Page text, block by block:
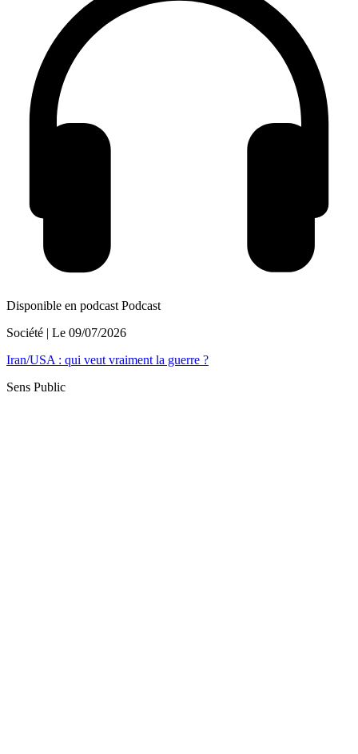
Disponible en podcast Podcast
Société | Le 09/07/2026
Iran/USA : qui veut vraiment la guerre ?
Sens Public